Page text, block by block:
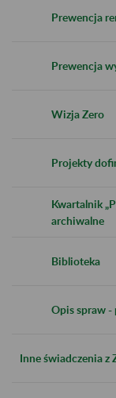
Prewencja
Prewencja
Wizja Zero
Projekty
Kwartalnik
archiwalne
Biblioteka
Opis spraw
Inne świadczenia z